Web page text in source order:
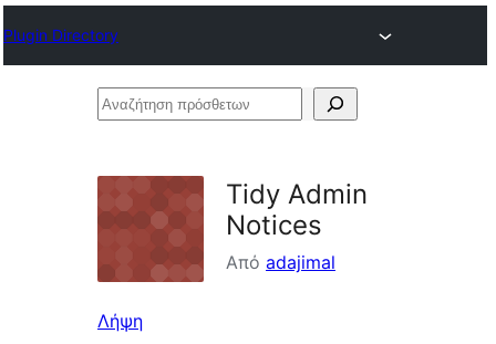
Plugin Directory
Αναζήτηση
Tidy Admin
Notices
Από adajimal
Λήψη